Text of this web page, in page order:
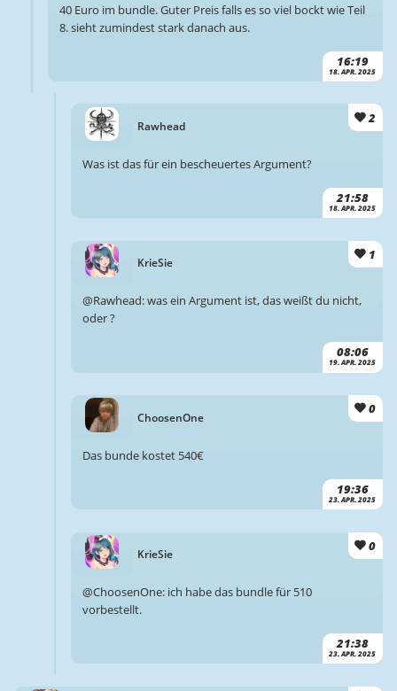
16:19
18. APR. 2025
40 Euro im bundle. Guter Preis falls es so viel bockt wie Teil
8. sieht zumindest stark danach aus.
Rawhead
2
21:58
18. APR. 2025
Was ist das für ein bescheuertes Argument?
KrieSie
1
08:06
19. APR. 2025
@Rawhead: was ein Argument ist, das weißt du nicht,
oder ?
ChoosenOne
0
19:36
23. APR. 2025
Das bunde kostet 540€
KrieSie
0
21:38
23. APR. 2025
@ChoosenOne: ich habe das bundle für 510
vorbestellt.